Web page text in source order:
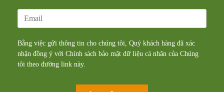
Bằng việc gửi thông tin cho chúng tôi, Quý khách hàng đã xác
nhận đồng ý với Chính sách bảo mật dữ liệu cá nhân của Chúng
tôi theo đường link này.